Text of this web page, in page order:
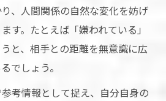
、人間関係の自然な変化を妨げ
す。たとえば「嫌われている」
と、相手との距離を無意識に広
でしょう。
考情報として捉え、自分自身の